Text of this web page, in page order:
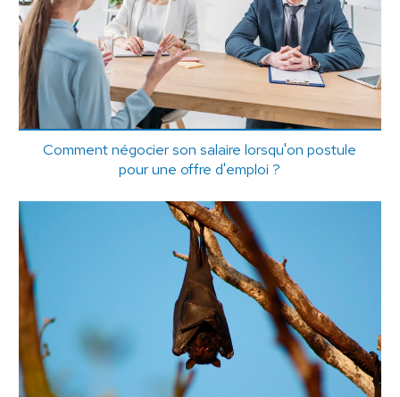
Comment négocier son salaire lorsqu'on postule
pour une offre d'emploi ?